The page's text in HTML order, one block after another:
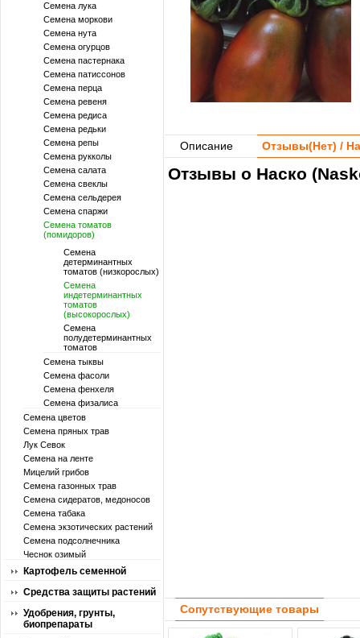
Семена лука
Семена моркови
Семена нута
Семена огурцов
Семена пастернака
Семена патиссонов
Семена перца
Семена ревеня
Семена редиса
Семена редьки
Семена репы
Семена рукколы
Семена салата
Семена свеклы
Семена сельдерея
Семена спаржи
Семена томатов
(помидоров)
Семена
детерминантных
томатов (низкорослых)
Семена
индетерминантных
томатов
(высокорослых)
Семена
полудетерминантных
томатов
Семена тыквы
Семена фасоли
Семена фенхеля
Семена физалиса
Семена цветов
Семена пряных трав
Лук Севок
Семена на ленте
Мицелий грибов
Семена газонных трав
Семена сидератов, медоносов
Семена табака
Семена экзотических растений
Семена подсолнечника
Чеснок озимый
Картофель семенной
Средства защиты растений
Удобрения, грунты,
биопрепараты
Описание Отзывы(Нет) /
Отзывы о Наско
Сопутствующие товары